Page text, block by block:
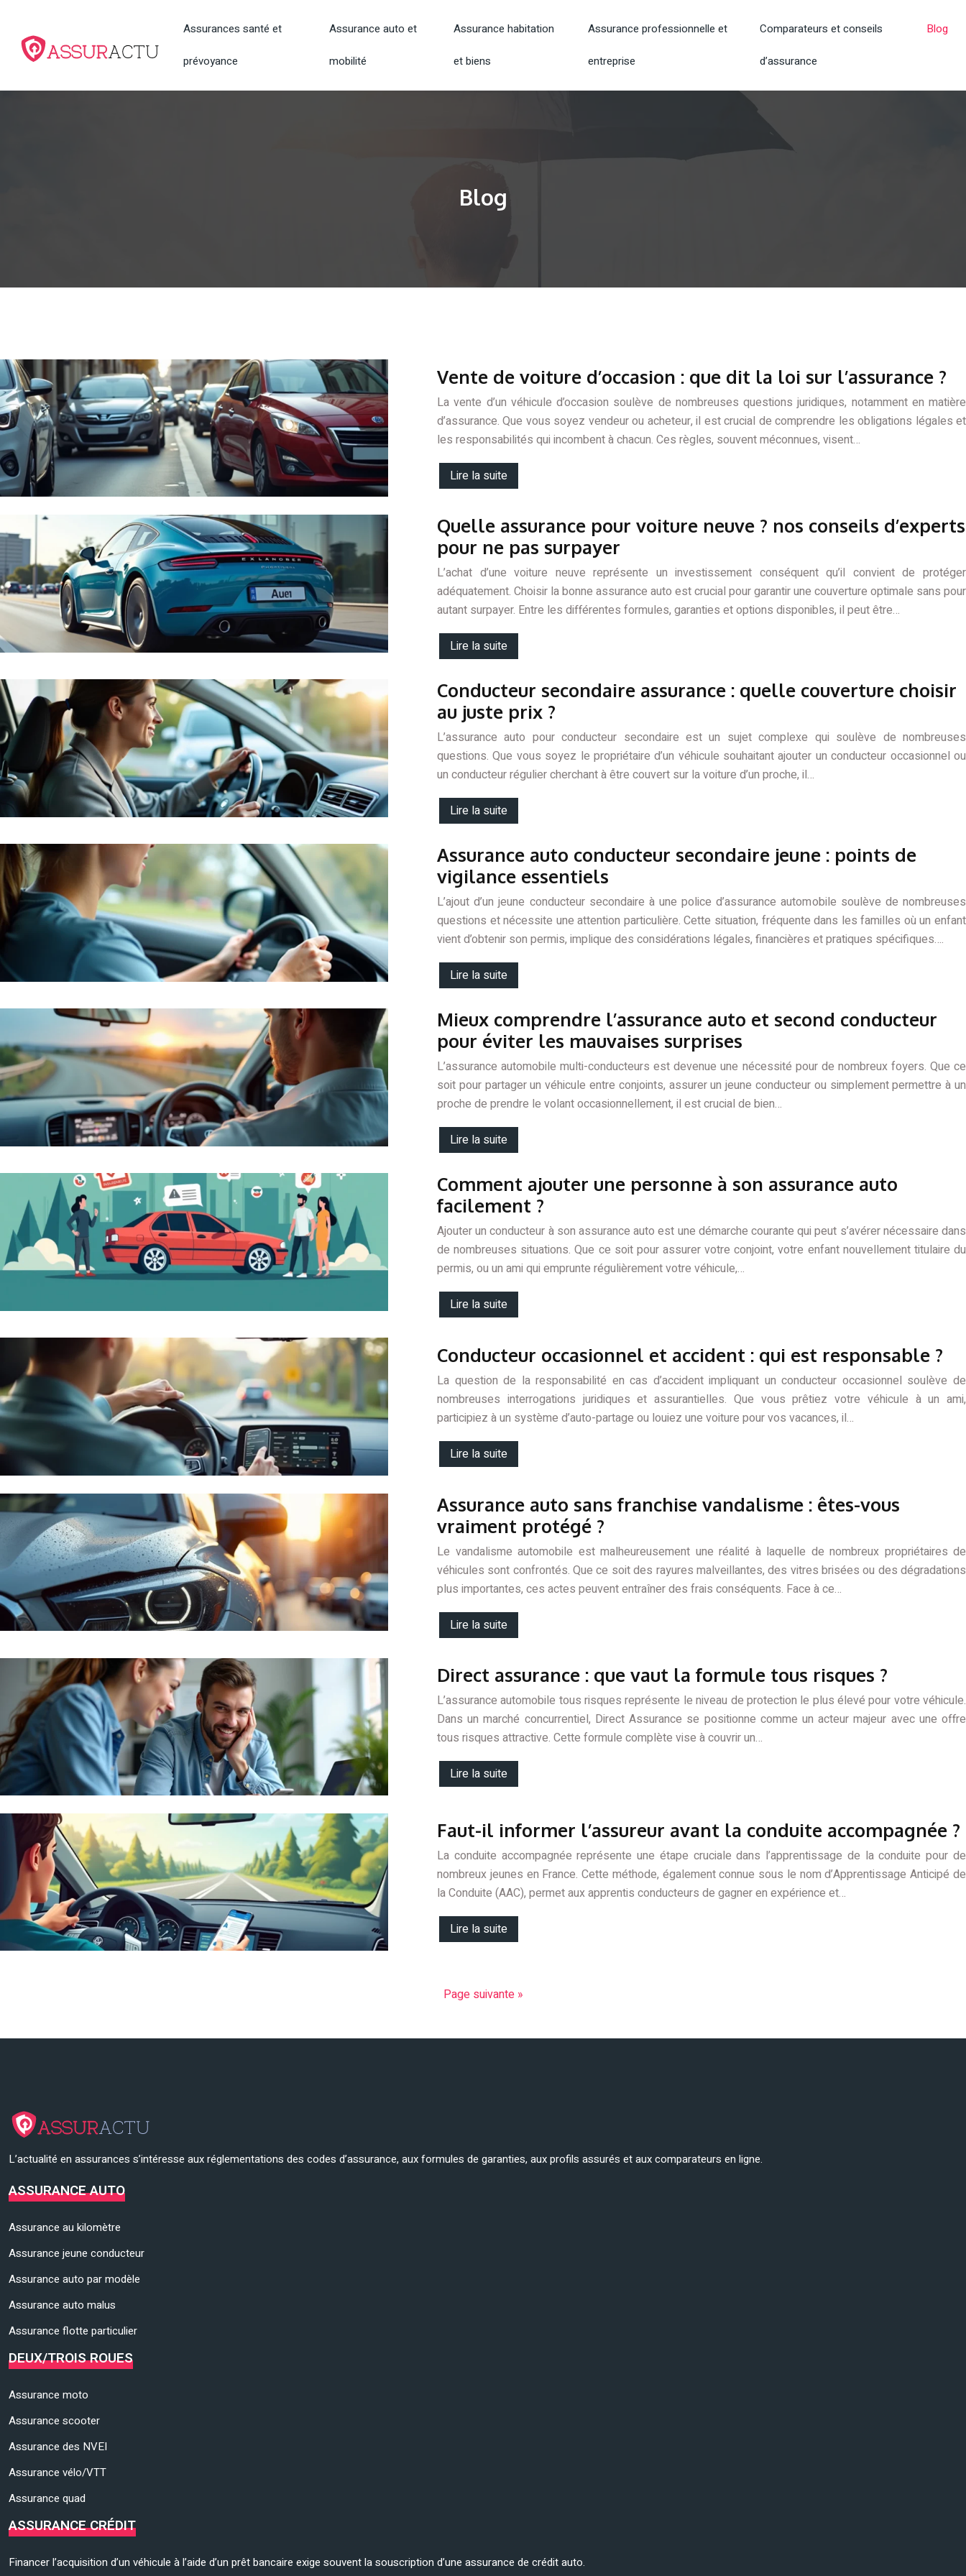
Assurances santé et
prévoyance
Assurance auto et
mobilité
Assurance habitation
et biens
Assurance professionnelle et
entreprise
Comparateurs et conseils
d’assurance
Blog
Blog
Vente de voiture d’occasion : que dit la loi sur l’assurance ?
La vente d’un véhicule d’occasion soulève de nombreuses questions juridiques, notamment en matière
d’assurance. Que vous soyez vendeur ou acheteur, il est crucial de comprendre les obligations légales et
les responsabilités qui incombent à chacun. Ces règles, souvent méconnues, visent…
Lire la suite
Quelle assurance pour voiture neuve ? nos conseils d’experts
pour ne pas surpayer
L’achat d’une voiture neuve représente un investissement conséquent qu’il convient de protéger
adéquatement. Choisir la bonne assurance auto est crucial pour garantir une couverture optimale sans pour
autant surpayer. Entre les différentes formules, garanties et options disponibles, il peut être…
Lire la suite
Conducteur secondaire assurance : quelle couverture choisir
au juste prix ?
L’assurance auto pour conducteur secondaire est un sujet complexe qui soulève de nombreuses
questions. Que vous soyez le propriétaire d’un véhicule souhaitant ajouter un conducteur occasionnel ou
un conducteur régulier cherchant à être couvert sur la voiture d’un proche, il…
Lire la suite
Assurance auto conducteur secondaire jeune : points de
vigilance essentiels
L’ajout d’un jeune conducteur secondaire à une police d’assurance automobile soulève de nombreuses
questions et nécessite une attention particulière. Cette situation, fréquente dans les familles où un enfant
vient d’obtenir son permis, implique des considérations légales, financières et pratiques spécifiques….
Lire la suite
Mieux comprendre l’assurance auto et second conducteur
pour éviter les mauvaises surprises
L’assurance automobile multi-conducteurs est devenue une nécessité pour de nombreux foyers. Que ce
soit pour partager un véhicule entre conjoints, assurer un jeune conducteur ou simplement permettre à un
proche de prendre le volant occasionnellement, il est crucial de bien…
Lire la suite
Comment ajouter une personne à son assurance auto
facilement ?
Ajouter un conducteur à son assurance auto est une démarche courante qui peut s’avérer nécessaire dans
de nombreuses situations. Que ce soit pour assurer votre conjoint, votre enfant nouvellement titulaire du
permis, ou un ami qui emprunte régulièrement votre véhicule,…
Lire la suite
Conducteur occasionnel et accident : qui est responsable ?
La question de la responsabilité en cas d’accident impliquant un conducteur occasionnel soulève de
nombreuses interrogations juridiques et assurantielles. Que vous prêtiez votre véhicule à un ami,
participiez à un système d’auto-partage ou louiez une voiture pour vos vacances, il…
Lire la suite
Assurance auto sans franchise vandalisme : êtes-vous
vraiment protégé ?
Le vandalisme automobile est malheureusement une réalité à laquelle de nombreux propriétaires de
véhicules sont confrontés. Que ce soit des rayures malveillantes, des vitres brisées ou des dégradations
plus importantes, ces actes peuvent entraîner des frais conséquents. Face à ce…
Lire la suite
Direct assurance : que vaut la formule tous risques ?
L’assurance automobile tous risques représente le niveau de protection le plus élevé pour votre véhicule.
Dans un marché concurrentiel, Direct Assurance se positionne comme un acteur majeur avec une offre
tous risques attractive. Cette formule complète vise à couvrir un…
Lire la suite
Faut-il informer l’assureur avant la conduite accompagnée ?
La conduite accompagnée représente une étape cruciale dans l’apprentissage de la conduite pour de
nombreux jeunes en France. Cette méthode, également connue sous le nom d’Apprentissage Anticipé de
la Conduite (AAC), permet aux apprentis conducteurs de gagner en expérience et…
Lire la suite
Page suivante »
L’actualité en assurances s’intéresse aux réglementations des codes d’assurance, aux formules de garanties, aux profils assurés et aux comparateurs en ligne.
ASSURANCE AUTO
Assurance au kilomètre
Assurance jeune conducteur
Assurance auto par modèle
Assurance auto malus
Assurance flotte particulier
DEUX/TROIS ROUES
Assurance moto
Assurance scooter
Assurance des NVEI
Assurance vélo/VTT
Assurance quad
ASSURANCE CRÉDIT
Financer l’acquisition d’un véhicule à l’aide d’un prêt bancaire exige souvent la souscription d’une assurance de crédit auto.